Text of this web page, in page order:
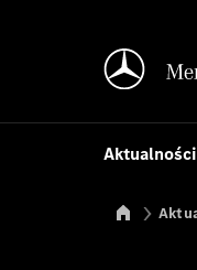
Aktualności